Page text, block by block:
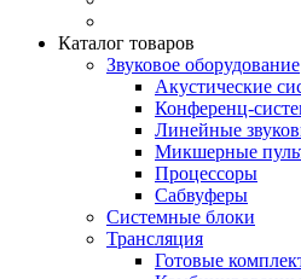
Каталог товаров
Звуковое оборудование
Акустические
Конференц-
Линейные
Микшерные
Процессоры
Сабвуферы
Системные блоки
Трансляция
Готовые